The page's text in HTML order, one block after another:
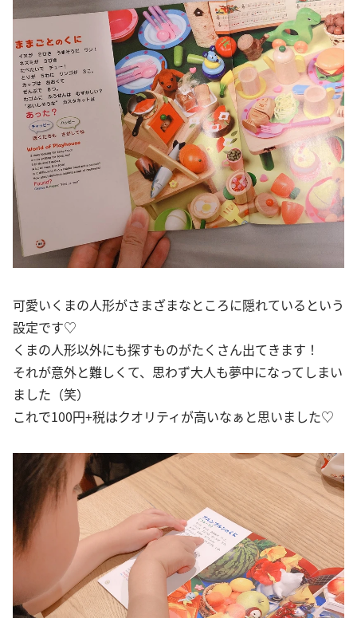
可愛いくまの人形がさまざまなところに隠れているという
設定です♡
くまの人形以外にも探すものがたくさん出てきます！
それが意外と難しくて、思わず大人も夢中になってしまい
ました（笑）
これで100円+税はクオリティが高いなぁと思いました♡